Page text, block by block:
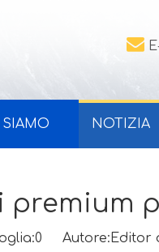

NOTIZIA
premium
0 Autore:Editor